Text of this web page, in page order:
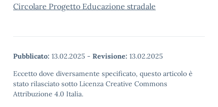
Circolare Progetto Educazione stradale
Pubblicato: 13.02.2025 - Revisione: 13.02.2025
Eccetto dove diversamente specificato, questo articolo è
stato rilasciato sotto Licenza Creative Commons
Attribuzione 4.0 Italia.